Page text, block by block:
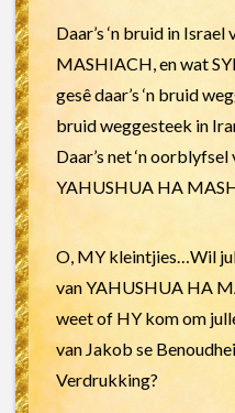
Daar’s ‘n bruid in
MASHIACH, en wat
gesê daar’s ‘n bruid
bruid weggesteek in
Daar’s net ‘n
YAHUSHUA HA
O, MY kleintjies…Wil
van YAHUSHUA HA
weet of HY kom om
van Jakob se
Verdrukking?